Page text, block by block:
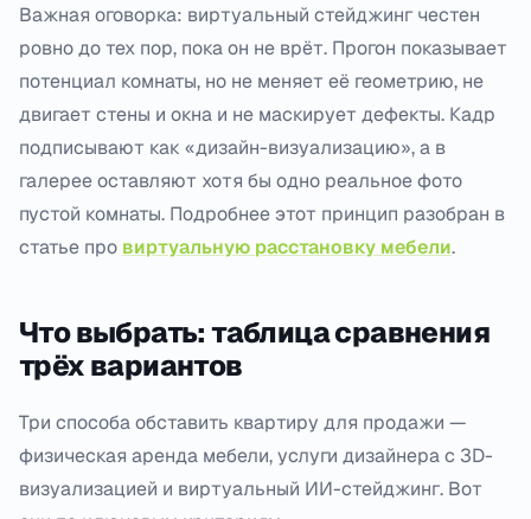
Важная оговорка: виртуальный стейджинг честен
ровно до тех пор, пока он не врёт. Прогон показывает
потенциал комнаты, но не меняет её геометрию, не
двигает стены и окна и не маскирует дефекты. Кадр
подписывают как «дизайн-визуализацию», а в
галерее оставляют хотя бы одно реальное фото
пустой комнаты. Подробнее этот принцип разобран в
статье про виртуальную расстановку мебели.
Что выбрать: таблица сравнения
трёх вариантов
Три способа обставить квартиру для продажи —
физическая аренда мебели, услуги дизайнера с 3D-
визуализацией и виртуальный ИИ-стейджинг. Вот